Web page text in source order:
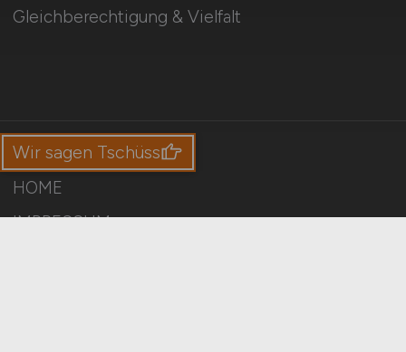
Gleichberechtigung & Vielfalt
HOME
IMPRESSUM
Wir sagen Tschüss